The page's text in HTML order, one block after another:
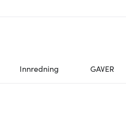
Innredning GAVER